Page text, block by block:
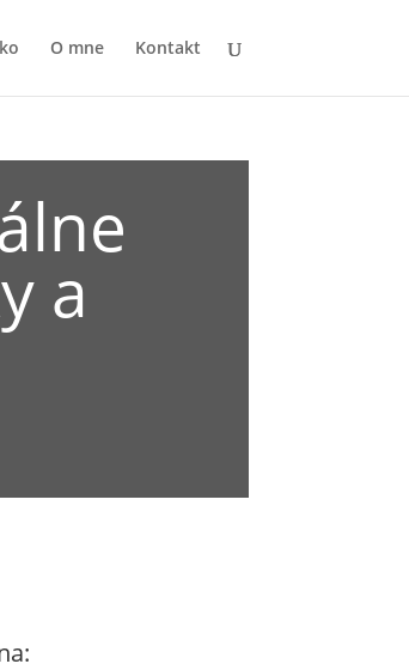
O mne Kontakt
a